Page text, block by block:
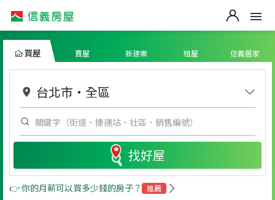
買屋 賣屋 新建案 租屋 信義居家
台北市 ・ 全區
找好屋
👉 你的月薪可以買多少錢的房子？ 推薦